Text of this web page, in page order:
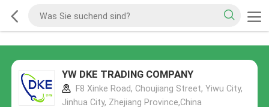
YW DKE TRADING COMPANY
F8 Xinke Road, Choujiang Street, Yiwu City,
Jinhua City, Zhejiang Province,China